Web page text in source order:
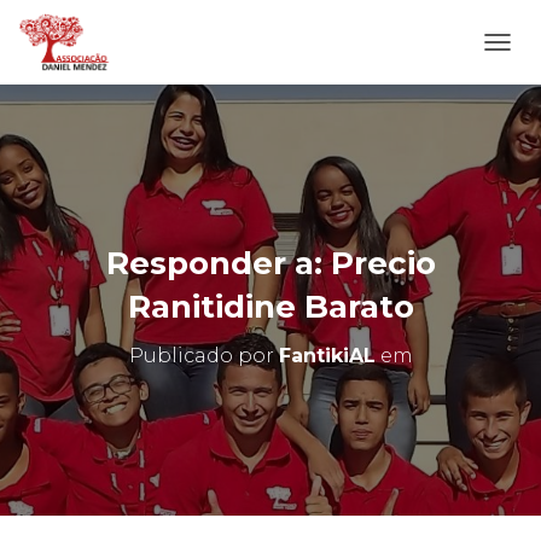
L
T
E
R
N
A
N
A
E
G
O
Responder a: Precio
Ranitidine Barato
Publicado porFantikiALem